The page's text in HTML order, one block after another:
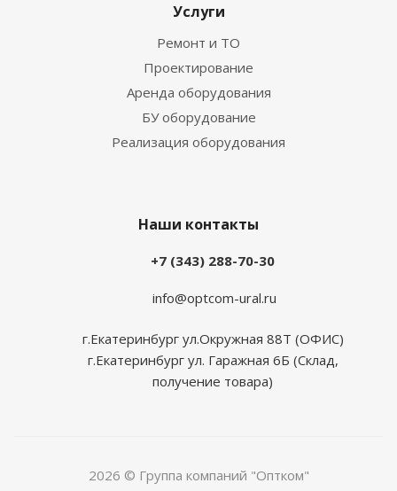
Услуги
Ремонт и ТО
Проектирование
Аренда оборудования
БУ оборудование
Реализация оборудования
Наши контакты
+7 (343) 288-70-30
info@optcom-ural.ru
г.Екатеринбург ул.Окружная 88Т (ОФИС)
г.Екатеринбург ул. Гаражная 6Б (Склад,
получение товара)
2026 © Группа компаний "Оптком"